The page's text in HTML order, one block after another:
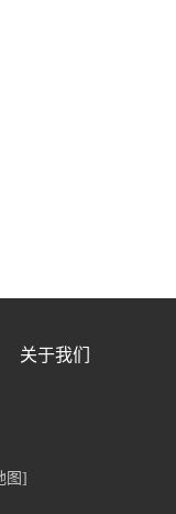
关于我们
图]